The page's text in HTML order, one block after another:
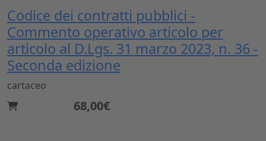
Codice dei contratti pubblici -
Commento operativo articolo per
articolo al D.Lgs. 31 marzo 2023, n. 36 -
Seconda edizione
cartaceo
68,00€